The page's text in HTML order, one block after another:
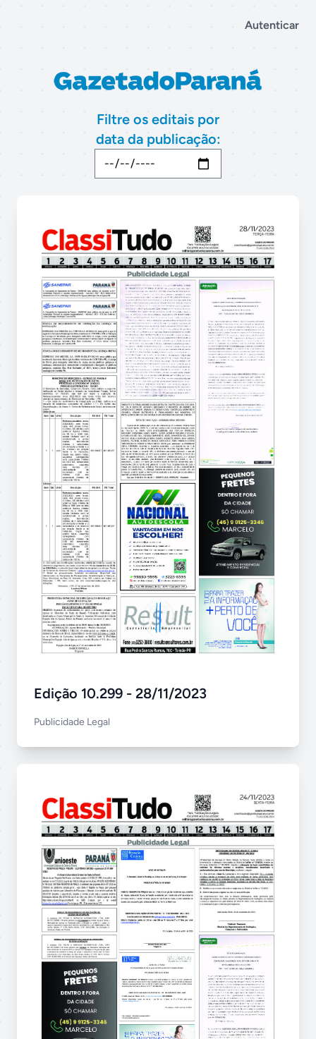
Autenticar
Filtre os editais por
data da publicação:
Edição 10.299 - 28/11/2023
Publicidade Legal